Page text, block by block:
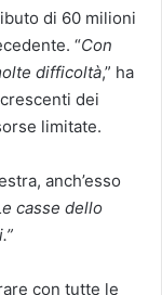
di 60 milioni
“Con
difficoltà,” ha
dei
limitate.
anch’esso
casse dello
con tutte le